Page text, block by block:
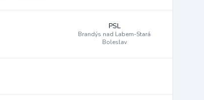
PSL
Brandýs nad Labem-Stará
Boleslav